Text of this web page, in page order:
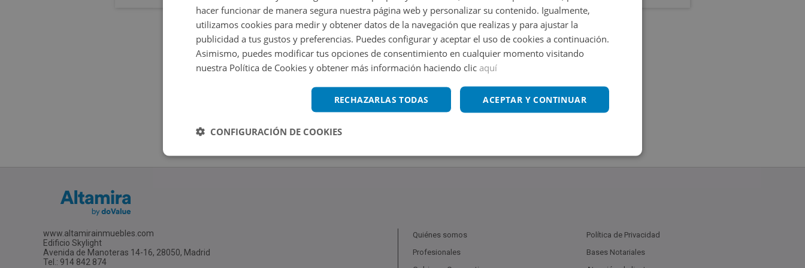
www.altamirainmuebles.com
Edificio Skylight
Avenida de Manoteras 14-16, 28050, Madrid
Tel.: 914 842 874
Quiénes somos
Profesionales
Política de Privacidad
Bases Notariales
hacer funcionar de manera segura nuestra página web y personalizar su contenido. Igualmente,
utilizamos cookies para medir y obtener datos de la navegación que realizas y para ajustar la
publicidad a tus gustos y preferencias. Puedes configurar y aceptar el uso de cookies a continuación.
Asimismo, puedes modificar tus opciones de consentimiento en cualquier momento visitando
nuestra Política de Cookies y obtener más información haciendo clic aquí
ACEPTAR Y CONTINUAR
RECHAZARLAS TODAS
CONFIGURACIÓN DE COOKIES